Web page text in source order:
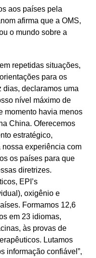
aos países pela
afirma que a OMS,
o mundo sobre a
repetidas situações,
para os
dias, declaramos uma
nível máximo de
momento havia menos
China. Oferecemos
estratégico,
experiência com
os países para que
diretrizes.
EPI’s
oxigênio e
Formamos 12,6
em 23 idiomas,
às provas de
Lutamos
informação confiável”,